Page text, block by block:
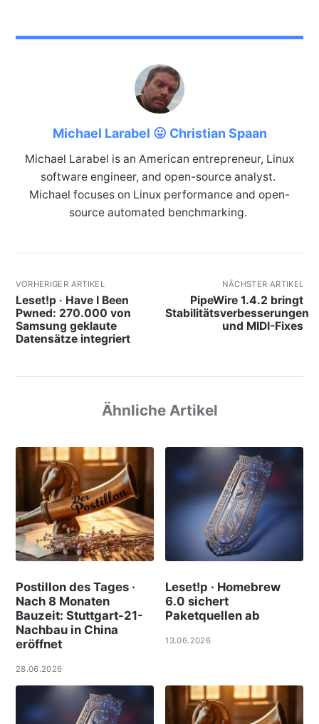
Michael Larabel 😛 Christian Spaan
Michael Larabel is an American entrepreneur, Linux
software engineer, and open-source analyst.
Michael focuses on Linux performance and open-
source automated benchmarking.
VORHERIGER ARTIKEL
Leset!p · Have I Been
Pwned: 270.000 von
Samsung geklaute
Datensätze integriert
NÄCHSTER ARTIKEL
PipeWire 1.4.2 bringt
Stabilitätsverbesserungen
und MIDI-Fixes
Ähnliche Artikel
Postillon des Tages ·
Nach 8 Monaten
Bauzeit: Stuttgart-21-
Nachbau in China
eröffnet
28.06.2026
Leset!p · Homebrew
6.0 sichert
Paketquellen ab
13.06.2026